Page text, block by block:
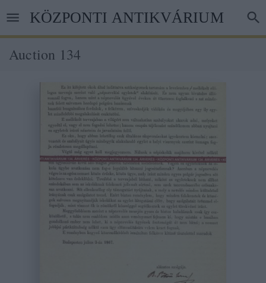
to
main
content
KÖZPONTI ANTIKVÁRIUM
Auction 134